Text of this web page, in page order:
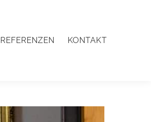
REFERENZEN KONTAKT